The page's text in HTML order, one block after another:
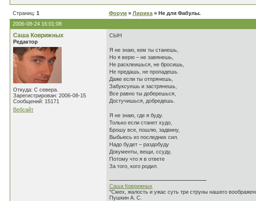
Страниц: 1 Форум » Лирика » Не для Фабулы.
2006-08-24 16:01:08
Саша Коврижных
Редактор
Откуда: С севера.
Зарегистрирован: 2006-08-15
Сообщений: 15171
Вебсайт
СЫН
Я не знаю, кем ты станешь,
Но я верю – не завянешь,
Не расклеишься, не бросишь,
Не предашь, не пропадешь.
Даже если ты отпрянешь,
Забуксуешь и застрянешь,
Все равно ты доберешься,
Достучишься, добредешь.
Я не знаю, где я буду.
Только если станет худо,
Брошу все, пошлю, задвину,
Выбьюсь из последних сил.
Надо будет – раздобуду
Документы, вещи, ссуду,
Потому что я в ответе
За того, кого родил.
Саша Коврижных
"Смех, жалость и ужас суть три струны нашего
Пушкин А. С.